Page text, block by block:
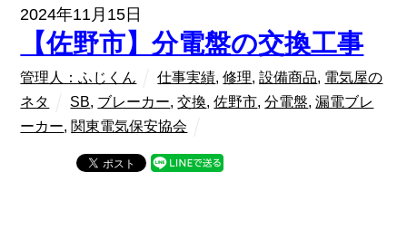
2024年11月15日
【佐野市】分電盤の交換工事
管理人：ふじくん 仕事実績,修理,設備商品, 電気屋の
ネタ
SB, ブレーカー,交換,佐野市,分電盤,漏電ブレ
ーカー,関東電気保安協会